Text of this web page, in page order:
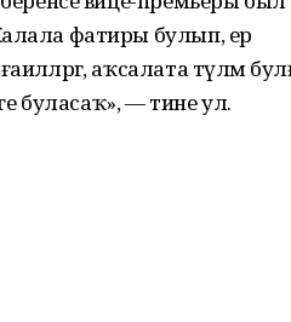
фатиры булып, ер
аҡсалата түләм
буласаҡ», — тине ул.